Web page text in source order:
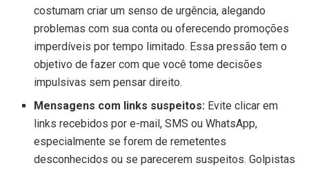
costumam criar um senso de urgência, alegando
problemas com sua conta ou oferecendo promoções
imperdíveis por tempo limitado. Essa pressão tem o
objetivo de fazer com que você tome decisões
impulsivas sem pensar direito.
Mensagens com links suspeitos: Evite clicar em
links recebidos por e-mail, SMS ou WhatsApp,
especialmente se forem de remetentes
desconhecidos ou se parecerem suspeitos. Golpistas